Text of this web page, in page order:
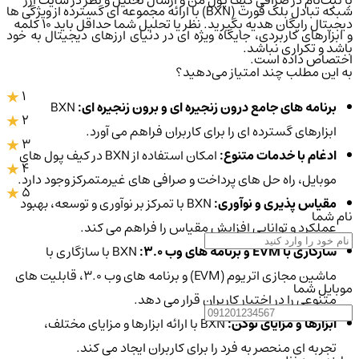
شبکه تبادل بلک فورت (BXN) با ارائه مجموعه ای گسترده از ویژگی ها
و ابزارهای کاربردی، جایگاه ویژه ای در دنیای ارزهای دیجیتال به خود
اختصاص داده است.
برنامه های جامع درون زنجیره ای و برون زنجیره ای:BXN
ابزارهای گسترده ای را برای کاربران فراهم می آورد.
ادغام با خدمات متنوع:
امکان استفاده از BXN در کیف پول های
موبایل، راه حل های پرداخت و صرافی های غیرمتمرکز وجود دارد.
مقیاس پذیری و نوآوری:
BXN با تمرکز بر نوآوری و توسعه، بهبود
عملکرد و توانایی افزایش مقیاس را فراهم می کند.
سازگاری با EVM و برنامه های وب 3.0:
BXN با سازگاری با
ماشین مجازی اتریوم (EVM) و برنامه های وب 3.0، قابلیت های
متنوعی را در اختیار کاربران قرار می دهد.
ابزارها و مزایای توکن:
BXN با ارائه ابزارها و مزایای مختلف،
تجربه ای منحصر به فرد را برای کاربران ایجاد می کند.
دیجیتال رایگان هدیه بگیرید. نظر یا تحلیل شما حداقل باید ۱۰ کلمه
باشد و تکراری نباشد.
به این مطلب چند امتیاز می‌دهید؟
3
4
5
نام شما
موبایل شما